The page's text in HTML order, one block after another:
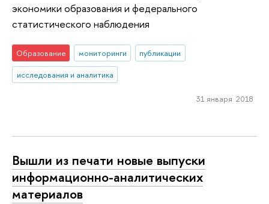
экономики образования и федерального
статистического наблюдения
Образование мониторинги
публикации
исследования и аналитика
31 января 2018
Вышли из печати новые выпуски
информационно-аналитических
материалов